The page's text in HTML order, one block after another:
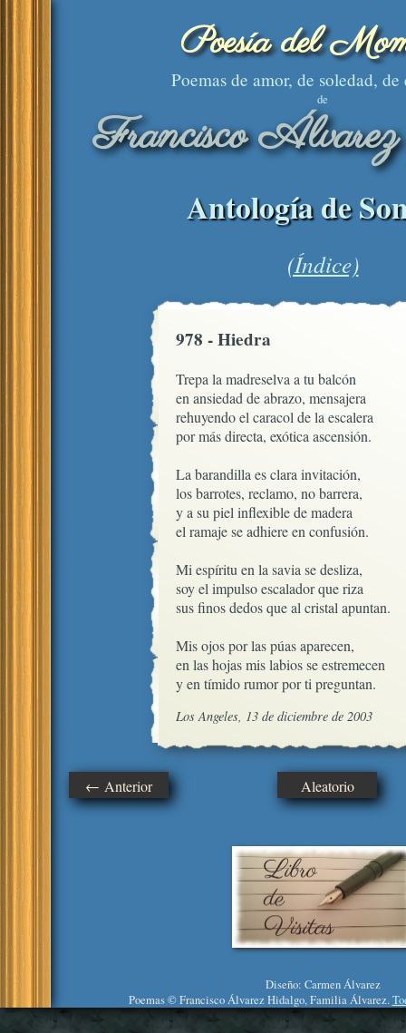
Poesía del
Poemas de amor, de soledad, de
de
Francisco
Antología de
(Índice)
978 - Hiedra
Trepa la madreselva a tu balcón
en ansiedad de abrazo, mensajera
rehuyendo el caracol de la escalera
por más directa, exótica ascensión.
La barandilla es clara invitación,
los barrotes, reclamo, no barrera,
y a su piel inflexible de madera
el ramaje se adhiere en confusión.
Mi espíritu en la savia se desliza,
soy el impulso escalador que riza
sus finos dedos que al cristal apuntan.
Mis ojos por las púas aparecen,
en las hojas mis labios se estremecen
y en tímido rumor por ti preguntan.
Los Angeles, 13 de diciembre de 2003
← Anterior Aleatorio
Diseño: Carmen Álvarez
Poemas © Francisco Álvarez Hidalgo, Familia Álvarez.